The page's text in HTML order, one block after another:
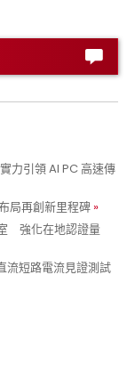
力引領 AI PC 高速傳
局再創新里程碑
強化在地認證量
流短路電流見證測試